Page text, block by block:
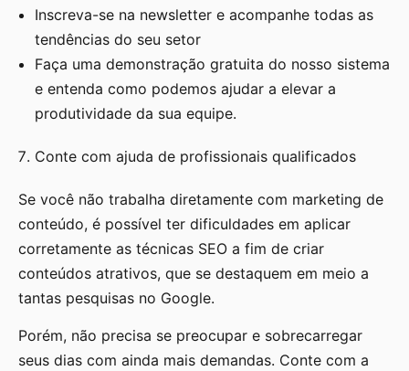
Inscreva-se na newsletter e acompanhe todas as
tendências do seu setor
Faça uma demonstração gratuita do nosso sistema
e entenda como podemos ajudar a elevar a
produtividade da sua equipe.
Conte com ajuda de profissionais qualificados
Se você não trabalha diretamente com marketing de
conteúdo, é possível ter dificuldades em aplicar
corretamente as técnicas SEO a fim de criar
conteúdos atrativos, que se destaquem em meio a
tantas pesquisas no Google.
Porém, não precisa se preocupar e sobrecarregar
seus dias com ainda mais demandas. Conte com a